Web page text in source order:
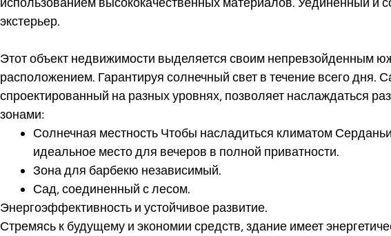
экстерьер.
Этот объект недвижимости выделяется своим непревзойденным
расположением. Гарантируя солнечный свет в течение всего дня.
спроектированный на разных уровнях, позволяет наслаждаться
зонами:
Солнечная местность Чтобы насладиться климатом
идеальное место для вечеров в полной приватности.
Зона для барбекю независимый.
Сад, соединенный с лесом.
Энергоэффективность и устойчивое развитие.
Стремясь к будущему и экономии средств, здание имеет